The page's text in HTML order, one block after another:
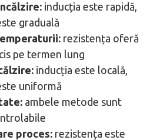
inducția este rapidă,
graduală
rezistența oferă
pe termen lung
inducția este locală,
uniformă
ambele metode sunt
proces: rezistența este